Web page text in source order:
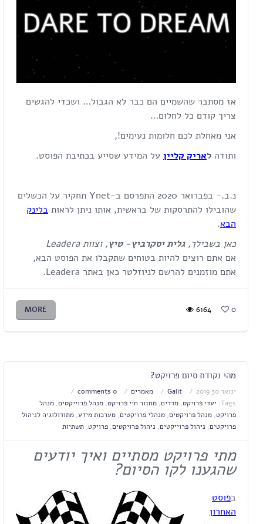
אז מסתבר שהשמיים הם כבר לא הגבול… ושכדי להגשים
צריך קודם כל לחלום…
אני מאחלת לכם חלומות נעימים!,
ותודה לאריק קליין על המידע שסייע בכתיבת הפוסט.
נ.ב.- בפברואר 2020 התפרסם ב-Ynet תחקיר על הכשלים
שהובילו להתרסקות של בראשית, אותו ניתן לראות בלינק
הבא.
כאן בשבילך,גלית יסקרביץ- טיץ, וצוות Leadera
אם אתם רוצים להיות בטוחים שתקבלו את הפוסט הבא,
אתם מוזמנים להרשם לניוזלטר כאן באתר Leadera.
MORE 6164 0
מהי נקודת סיום פרויקט?
ינואר 30 2019 Galit מאמרים
0 comments
Tags: יעדי פרויקט, מדדים, מחזור חיי פרויקט, מנהל פרוייקטים, מנהל
פרויקט, מנהל פרויקטים, מנהלי פרויקטים, מערכות מידע, מתודולוגיה לניהול
פרויקטים, ניהול פרוייקטים, ניהול פרויקטים, פרויקט, תשתיות
מתי פרויקט מסתיים ואיך יודעים
שהגענו לקו הסיום?
בפוסט
האחרון